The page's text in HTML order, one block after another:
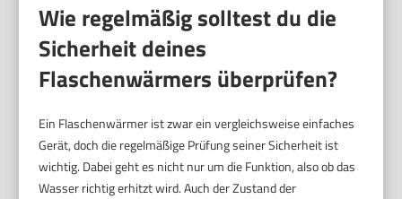
Wie regelmäßig solltest du die
Sicherheit deines
Flaschenwärmers überprüfen?
Ein Flaschenwärmer ist zwar ein vergleichsweise einfaches
Gerät, doch die regelmäßige Prüfung seiner Sicherheit ist
wichtig. Dabei geht es nicht nur um die Funktion, also ob das
Wasser richtig erhitzt wird. Auch der Zustand der